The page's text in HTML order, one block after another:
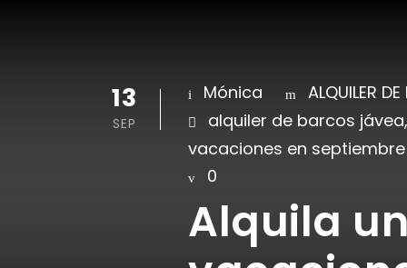
13
SEP
Mónica
ALQUILER
alquiler de barcos jávea,
vacaciones en septiembre
0
Alquila